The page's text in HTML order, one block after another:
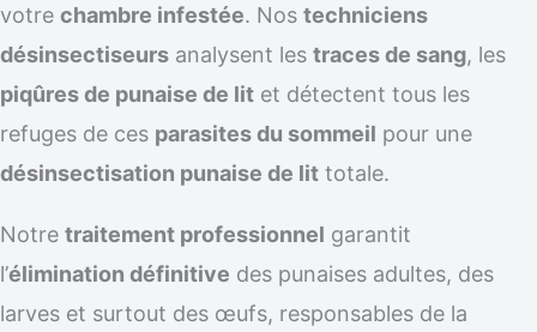
votre chambre infestée. Nos techniciens
désinsectiseurs analysent les traces de sang, les
piqûres de punaise de lit et détectent tous les
refuges de ces parasites du sommeil pour une
désinsectisation punaise de lit totale.
Notre traitement professionnel garantit
l’élimination définitive des punaises adultes, des
larves et surtout des œufs, responsables de la